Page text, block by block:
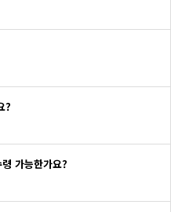
?
가능한가요?